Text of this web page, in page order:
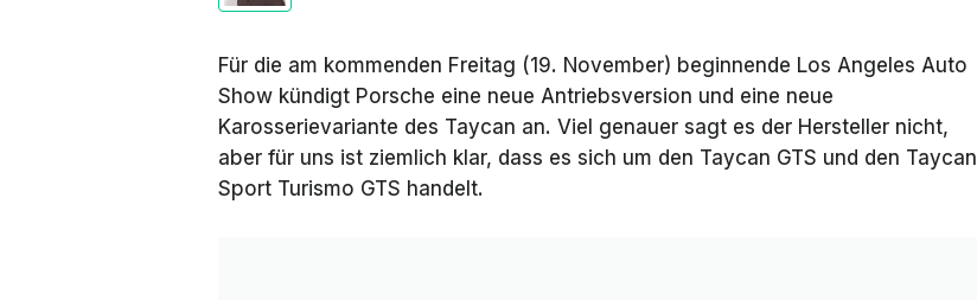
Für die am kommenden Freitag (19. November) beginnende Los Angeles Auto
Show kündigt Porsche eine neue Antriebsversion und eine neue
Karosserievariante des Taycan an. Viel genauer sagt es der Hersteller nicht,
aber für uns ist ziemlich klar, dass es sich um den Taycan GTS und den Taycan
Sport Turismo GTS handelt.